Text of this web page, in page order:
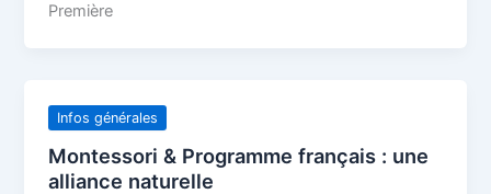
Première
Infos générales
Montessori & Programme français : une
alliance naturelle